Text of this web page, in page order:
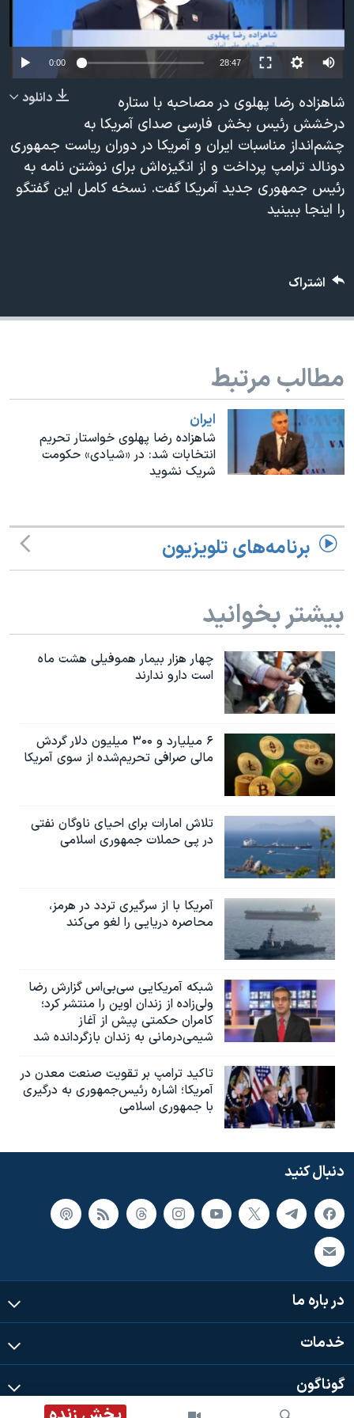
حقوق شهروندی
اقتصادی
علم و فناوری
اسرائیل در جنگ
گالری عکس
آرشیو پخش زنده
انتخابات ریاست جمهوری آمریکا ۲۰۲۴
حمله جمهوری اسلامی به اسرائیل
رمز مهسا
ورزش زنان در ایران
اعتراضات زن، زندگی، آزادی
مجموعه مستندهای دادخواهی
تریبونال مردمی آبان ۹۸
نرگس محمدی برنده جایزه نوبل صلح
همایش محافظه‌کاران آمریکا «سی‌پک»
صفحه‌های ویژه
سفر پرزیدنت ترامپ به چین
زبانهای مختلف
0:00 28:47
دانلود
شاهزاده رضا پهلوی در مصاحبه با ستاره
درخشش رئیس بخش فارسی صدای آمریکا به
چشم‌انداز مناسبات ایران و آمریکا در دوران ریاست جمهوری
دونالد ترامپ پرداخت و از انگیزه‌اش برای نوشتن نامه‌ به
رئیس جمهوری جدید آمریکا گفت. نسخه کامل این گفتگو
را اینجا ببینید
اشتراک
مطالب مرتبط
ايران
شاهزاده رضا پهلوی خواستار تحریم
انتخابات شد: در «شیادی» حکومت
شریک نشوید
برنامه‌های تلویزیون
بیشتر بخوانید
چهار هزار بیمار هموفیلی هشت ماه
است دارو ندارند
۶ میلیارد و ۳۰۰ میلیون دلار گردش
مالی صرافی تحریم‌شده از سوی آمریکا
تلاش امارات برای احیای ناوگان نفتی
در پی حملات جمهوری اسلامی
آمریکا با از سرگیری تردد در هرمز،
محاصره دریایی را لغو می‌کند
شبکه آمریکایی سی‌بی‌‌اس گزارش رضا
ولی‌زاده از زندان اوین را منتشر کرد؛
کامران حکمتی پیش از آغاز
شیمی‌درمانی به زندان بازگردانده شد
تاکید ترامپ بر تقویت صنعت معدن در
آمریکا؛ اشاره رئیس‌جمهوری به درگیری
با جمهوری اسلامی
دنبال کنید
در باره ما
خدمات
گوناگون